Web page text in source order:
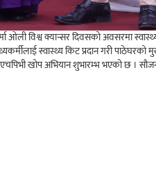
ओली विश्व क्यान्सर दिवसको अवसरमा
स्वास्थ्य किट प्रदान गरी
खोप अभियान शुभारम्भ भएको छ । सौजन्य